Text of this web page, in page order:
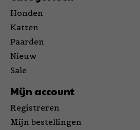
Honden
Katten
Paarden
Nieuw
Sale
Mijn account
Registreren
Mijn bestellingen